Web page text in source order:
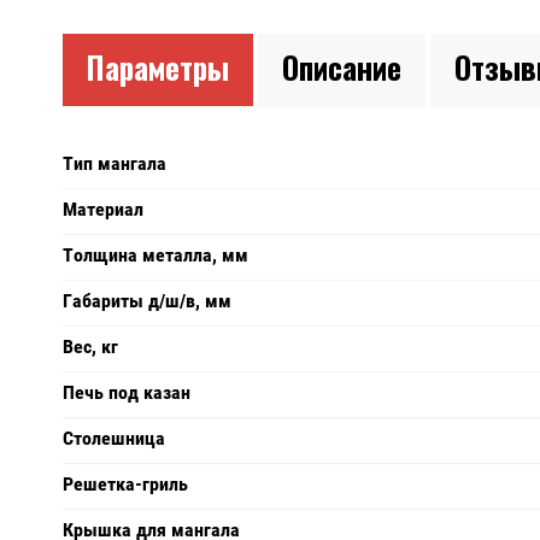
Параметры Описание
Тип мангала
Материал
Толщина металла, мм
Габариты д/ш/в, мм
Вес, кг
Печь под казан
Столешница
Решетка-гриль
Крышка для мангала